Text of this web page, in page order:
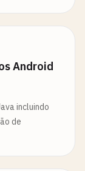
Android
incluindo
de